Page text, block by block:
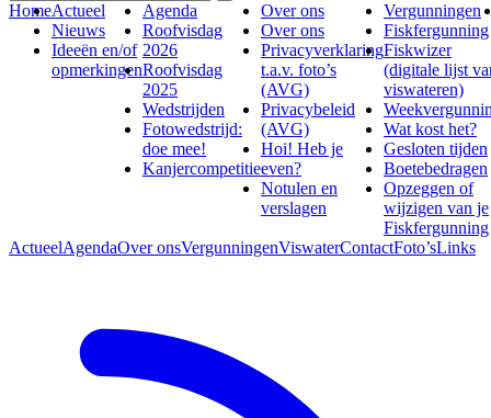
HomeActueel
Nieuws
Ideeën en/of
opmerkingen
Agenda
Roofvisdag
2026
Roofvisdag
2025
Wedstrijden
Fotowedstrijd:
doe mee!
Kanjercompetitie
Over ons
Over ons
Privacyverklaring
t.a.v. foto’s
(AVG)
Privacybeleid
(AVG)
Hoi! Heb je
even?
Notulen en
verslagen
Vergunningen
Fiskfergunning
Fiskwizer
(digitale lijst
viswateren)
Wat kost het?
Gesloten tijden
Boetebedragen
Opzeggen of
wijzigen van je
Fiskfergunning
ActueelAgendaOver onsVergunningenViswaterContactFoto’sLinks